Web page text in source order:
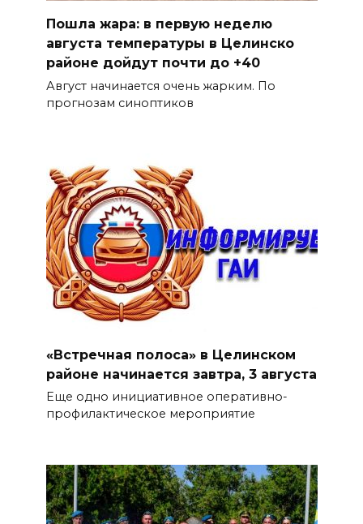
Пошла жара: в первую неделю
августа температуры в Целинско
районе дойдут почти до +40
Август начинается очень жарким. По
прогнозам синоптиков
«Встречная полоса» в Целинском
районе начинается завтра, 3 августа
Еще одно инициативное оперативно-
профилактическое мероприятие